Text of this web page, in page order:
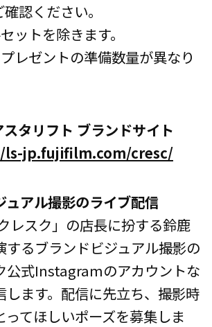
認ください。
ットを除きます。
レゼントの準備数量が異なり
タリフト ブランドサイト
jp.fujifilm.com/cresc/
アル撮影のライブ配信
レスク」の店長に扮する鈴鹿
するブランドビジュアル撮影の
公式Instagramのアカウントな
します。配信に先立ち、撮影時
ってほしいポーズを募集しま